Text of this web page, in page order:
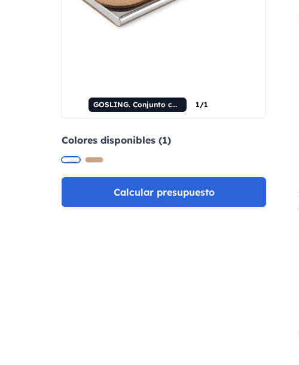
GOSLING. Conjunto compuesto por un tarjetero y un llavero, ambos fabricados en metal y corcho. 1/1
Colores disponibles (1)
Calcular presupuesto